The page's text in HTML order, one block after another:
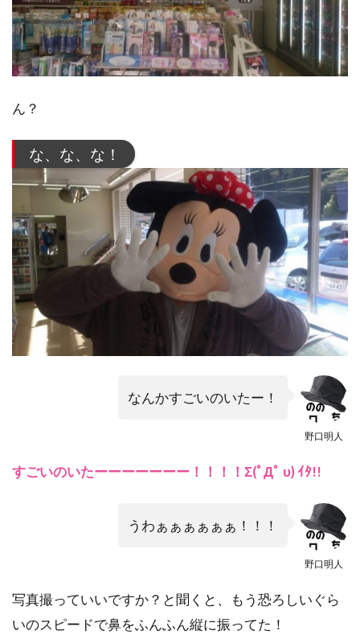
ん？
な、な、な！
野口明人
なんかすごいのいたー！
すごいのいたーーーーーーー！！！！Σ(ﾟДﾟ υ) ｲﾀ!!
野口明人
うわぁぁぁぁぁぁ！！！
写真撮っていいですか？と聞くと、もう恐ろしいぐら
いのスピードで鼻をふんふん縦に振ってた！